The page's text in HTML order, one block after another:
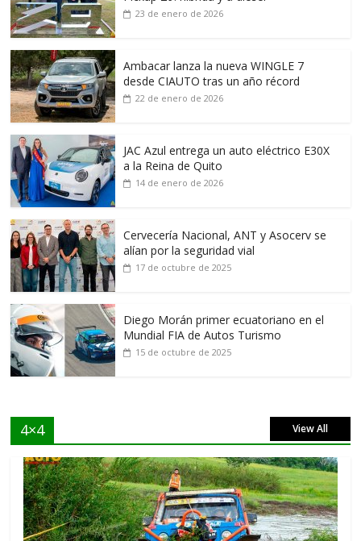
23 de enero de 2026
Ambacar lanza la nueva WINGLE 7
desde CIAUTO tras un año récord
22 de enero de 2026
JAC Azul entrega un auto eléctrico E30X
a la Reina de Quito
14 de enero de 2026
Cervecería Nacional, ANT y Asocerv se
alían por la seguridad vial
17 de octubre de 2025
Diego Morán primer ecuatoriano en el
Mundial FIA de Autos Turismo
15 de octubre de 2025
4×4 View All